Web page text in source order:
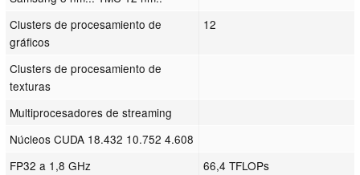
Clusters de procesamiento de
gráficos
12
Clusters de procesamiento de
texturas
Multiprocesadores de streaming
Núcleos CUDA 18.432 10.752 4.608
FP32 a 1,8 GHz
66,4 TFLOPs